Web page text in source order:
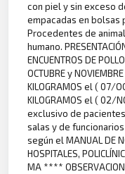
con piel y sin exceso
empacadas en
Procedentes de
humano.
ENCUENTROS DE
OCTUBRE y
KILOGRAMOS el ( 07/
KILOGRAMOS el ( 02/
exclusivo de
salas y de
según el MANUAL DE
HOSPITALES,
MA ****